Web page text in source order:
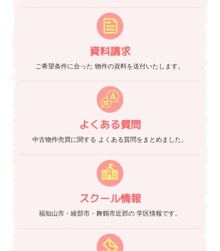
資料請求
ご希望条件に合った 物件の資料を送付いたします。
よくある質問
中古物件売買に関する よくある質問をまとめました。
スクール情報
福知山市・綾部市・舞鶴市近郊の学区情報です。